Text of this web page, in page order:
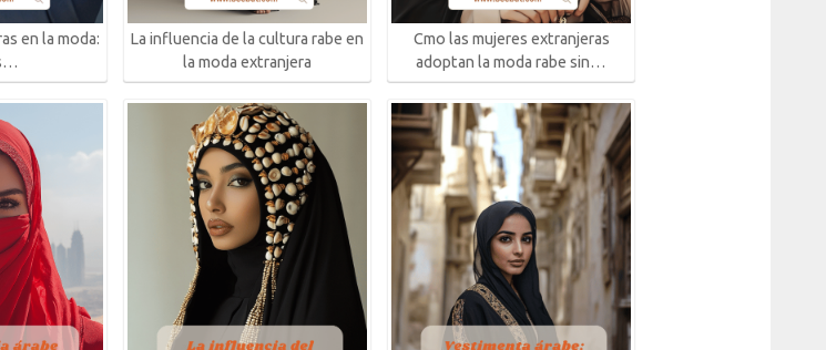
en la moda:
La influencia de la cultura rabe en
la moda extranjera
Cmo las mujeres extranjeras
adoptan la moda rabe sin…